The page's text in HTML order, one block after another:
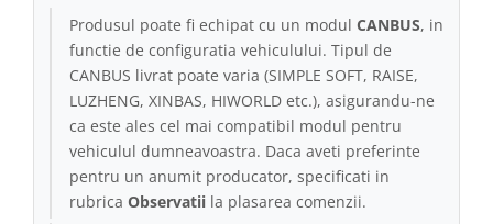
Conectică Kia
Conectică Hyundai
Conectică Mitsubishi
Lumini ambientale
Produsul poate fi echipat cu un modul CANBUS, in
functie de configuratia vehiculului. Tipul de
CANBUS livrat poate varia (SIMPLE SOFT, RAISE,
LUZHENG, XINBAS, HIWORLD etc.), asigurandu-ne
ca este ales cel mai compatibil modul pentru
vehiculul dumneavoastra. Daca aveti preferinte
pentru un anumit producator, specificati in
rubrica Observatii la plasarea comenzii.